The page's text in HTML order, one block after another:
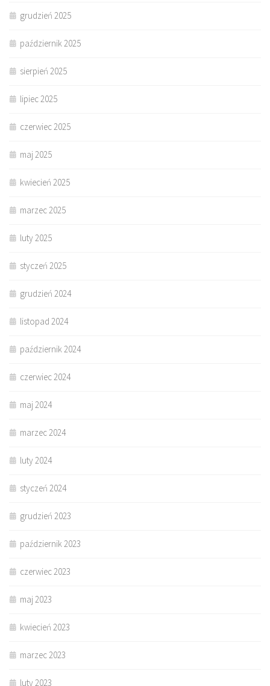
grudzień 2025
październik 2025
sierpień 2025
lipiec 2025
czerwiec 2025
maj 2025
kwiecień 2025
marzec 2025
luty 2025
styczeń 2025
grudzień 2024
listopad 2024
październik 2024
czerwiec 2024
maj 2024
marzec 2024
luty 2024
styczeń 2024
grudzień 2023
październik 2023
czerwiec 2023
maj 2023
kwiecień 2023
marzec 2023
luty 2023